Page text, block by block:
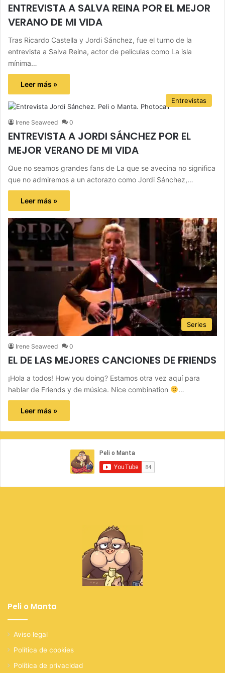
ENTREVISTA A SALVA REINA POR EL MEJOR
VERANO DE MI VIDA
Tras Ricardo Castella y Jordi Sánchez, fue el turno de la
entrevista a Salva Reina, actor de películas como La isla
mínima…
Leer más »
Entrevistas
Irene Seaweed 0
ENTREVISTA A JORDI SÁNCHEZ POR EL
MEJOR VERANO DE MI VIDA
Que no seamos grandes fans de La que se avecina no significa
que no admiremos a un actorazo como Jordi Sánchez,…
Leer más »
Series
Irene Seaweed 0
EL DE LAS MEJORES CANCIONES DE FRIENDS
¡Hola a todos! How you doing? Estamos otra vez aquí para
hablar de Friends y de música. Nice combination
…
Leer más »
Peli o Manta
Aviso legal
Política de cookies
Política de privacidad